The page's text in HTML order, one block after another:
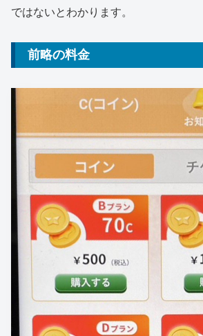
ではないとわかります。
前略の料金